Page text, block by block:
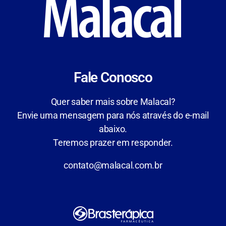
Fale Conosco
Quer saber mais sobre Malacal?
Envie uma mensagem para nós através do e-mail
abaixo.
Teremos prazer em responder.
contato@malacal.com.br